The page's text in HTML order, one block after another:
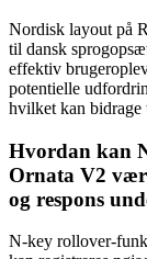
Nordisk layout på
til dansk
effektiv
potentielle
hvilket kan bidrage
Hvordan kan
Ornata V2
og respons
N-key rollover-